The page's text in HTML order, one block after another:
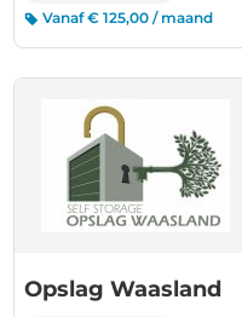
Vanaf € 125,00 / maand
Opslag Waasland